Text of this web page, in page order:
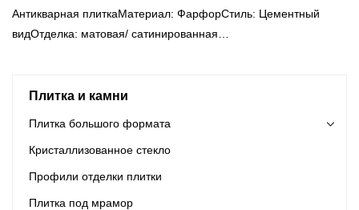
напольная плитка, фабрика
Антикварная плиткаМатериал: ФарфорСтиль: Цементный
видОтделка: матовая/ сатинированная
ммЦвет: Серый/ Бежевый/ Кремовый/
противоскользящая, все телоПоверхность: One Stone Multi-
facedКод ТН ВЭД: 6907219000Сервис: OEM/ODM
принимаютсяПрименение: Гостиница | Офисное здание |
Плитка и камни
Плитка большого формата
Кристаллизованное стекло
Профили отделки плитки
Плитка под мрамор